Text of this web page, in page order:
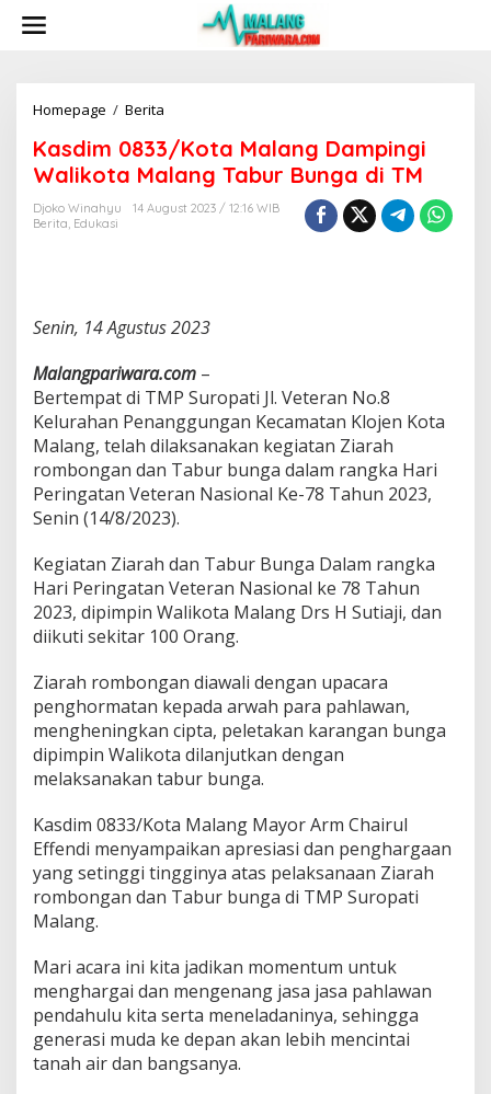
Homepage / Berita
s
d
i
m
K
t
a
M
a
l
a
g
D
m
p
i
n
g
W
a
i
k
o
a
a
l
a
T
a
b
u
r
B
u
Kasdim 0833/Kota Malang Dampingi
Walikota Malang Tabur Bunga di TM
Djoko Winahyu
14 August 2023 / 12:16 WIB
Berita, Edukasi
Senin, 14 Agustus 2023
Malangpariwara.com –
Bertempat di TMP Suropati Jl. Veteran No.8
Kelurahan Penanggungan Kecamatan Klojen Kota
Malang, telah dilaksanakan kegiatan Ziarah
rombongan dan Tabur bunga dalam rangka Hari
Peringatan Veteran Nasional Ke-78 Tahun 2023,
Senin (14/8/2023).
Kegiatan Ziarah dan Tabur Bunga Dalam rangka
Hari Peringatan Veteran Nasional ke 78 Tahun
2023, dipimpin Walikota Malang Drs H Sutiaji, dan
diikuti sekitar 100 Orang.
Ziarah rombongan diawali dengan upacara
penghormatan kepada arwah para pahlawan,
mengheningkan cipta, peletakan karangan bunga
dipimpin Walikota dilanjutkan dengan
melaksanakan tabur bunga.
Kasdim 0833/Kota Malang Mayor Arm Chairul
Effendi menyampaikan apresiasi dan penghargaan
yang setinggi tingginya atas pelaksanaan Ziarah
rombongan dan Tabur bunga di TMP Suropati
Malang.
Mari acara ini kita jadikan momentum untuk
menghargai dan mengenang jasa jasa pahlawan
pendahulu kita serta meneladaninya, sehingga
generasi muda ke depan akan lebih mencintai
tanah air dan bangsanya.